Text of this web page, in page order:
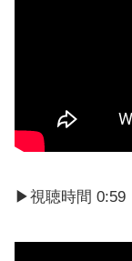
▶視聴時間 0:59